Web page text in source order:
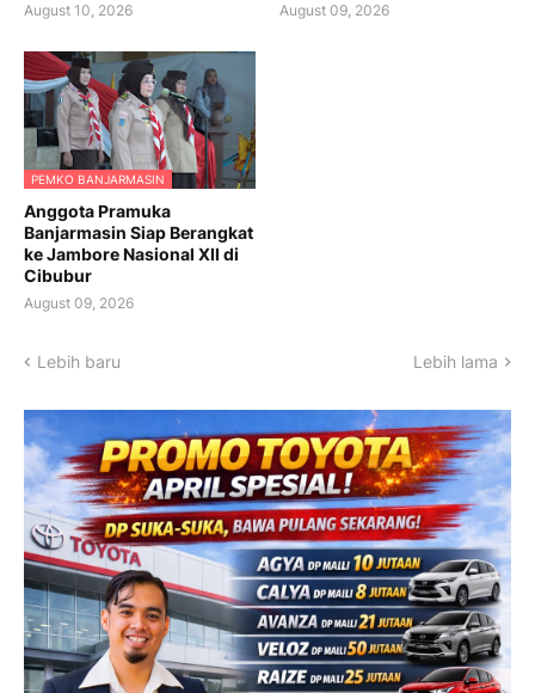
August 10, 2026 August 09, 2026
PEMKO BANJARMASIN
Anggota Pramuka
Banjarmasin Siap Berangkat
ke Jambore Nasional XII di
Cibubur
August 09, 2026
Lebih baru Lebih lama